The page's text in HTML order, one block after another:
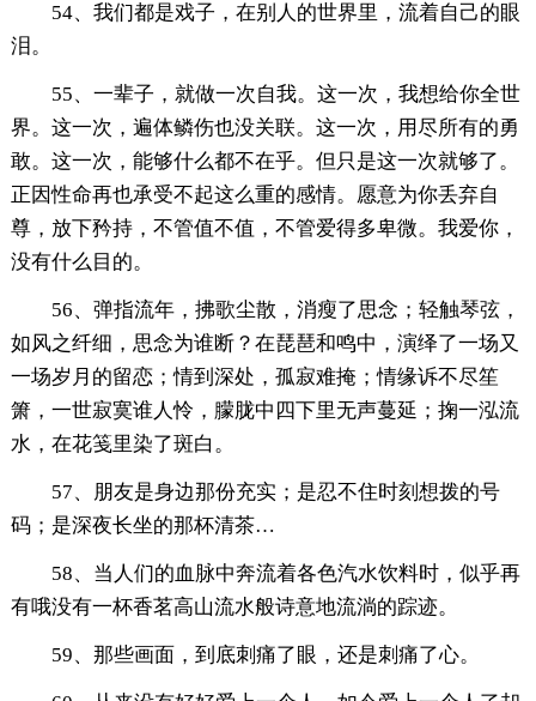
54、我们都是戏子，在别人的世界里，流着自己的眼
泪。
55、一辈子，就做一次自我。这一次，我想给你全世
界。这一次，遍体鳞伤也没关联。这一次，用尽所有的勇
敢。这一次，能够什么都不在乎。但只是这一次就够了。
正因性命再也承受不起这么重的感情。愿意为你丢弃自
尊，放下矜持，不管值不值，不管爱得多卑微。我爱你，
没有什么目的。
56、弹指流年，拂歌尘散，消瘦了思念；轻触琴弦，
如风之纤细，思念为谁断？在琵琶和鸣中，演绎了一场又
一场岁月的留恋；情到深处，孤寂难掩；情缘诉不尽笙
箫，一世寂寞谁人怜，朦胧中四下里无声蔓延；掬一泓流
水，在花笺里染了斑白。
57、朋友是身边那份充实；是忍不住时刻想拨的号
码；是深夜长坐的那杯清茶…
58、当人们的血脉中奔流着各色汽水饮料时，似乎再
有哦没有一杯香茗高山流水般诗意地流淌的踪迹。
59、那些画面，到底刺痛了眼，还是刺痛了心。